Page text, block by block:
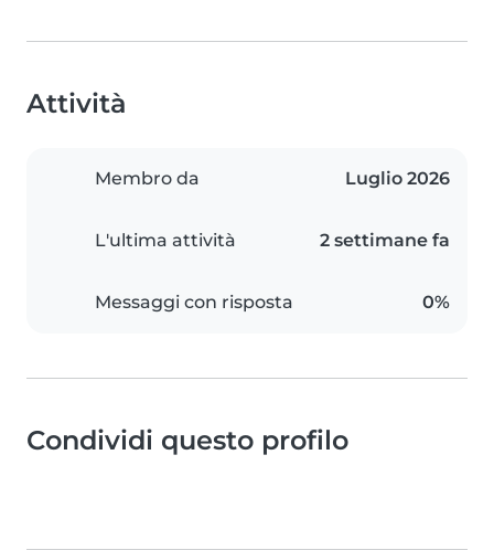
Attività
Membro da Luglio 2026
L'ultima attività 2 settimane fa
Messaggi con risposta 0%
Condividi questo profilo